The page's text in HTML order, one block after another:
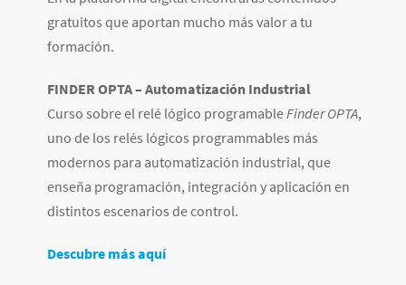
gratuitos que aportan mucho más valor a tu
formación.
FINDER OPTA – Automatización Industrial
Curso sobre el relé lógico programableFinder OPTA,
uno de los relés lógicos programmables más
modernos para automatización industrial, que
enseña programación, integración y aplicación en
distintos escenarios de control.
Descubre más aquí